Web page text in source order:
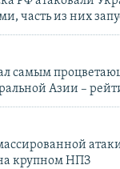
часть из них
самым
Азии –
крупном НПЗ